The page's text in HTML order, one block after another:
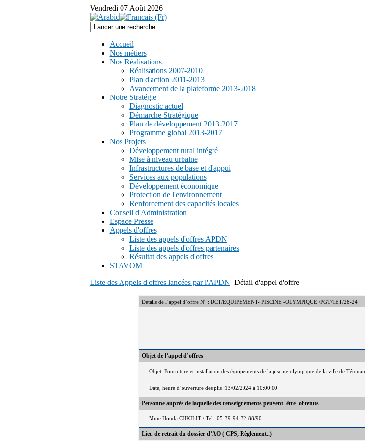
Vendredi 07 Août 2026
Accueil
Nos métiers
Nos Réalisations
Réalisations 2007-2010
Plan d'action 2011-2013
Avancement de la plateforme 2013-2018
Notre Stratégie
Diagnostic actuel
Démarche Stratégique
Plan de développement 2013-2017
Programme global 2013-2017
Nos Projets
Développement rural intégré
Mise à niveau urbaine
Infrastructures de base et d'appui
Services aux populations
Développement économique
Protection de l'environnement
Renforcement des capacités locales
Conseil d'Administration
Espace Presse
Appels d'offres
Liste des appels d'offres APDN
Liste des appels d'offres partenaires
Résultat des appels d'offres
STAVOM
Liste des Appels d'offres lancées par l'APDN Détail d'appel d'offre
Détails de l’appel d’offre N° : DCT/EQUIPEMENT- PISCINE -OLYMPIQUE /PGT/TET/28-24
Objet de l’appel d’offres
Objet :Fourniture et installation des équipements de la piscine olympique de la ville de Tétouan
Date, heure d’ouverture des plis :13/02/2024 à 10:00:00
Personne auprès de laquelle des renseignements peuvent être obtenus
Mme Houda CHKILIT / Tel : 05-39-94-32-88/90
Lieu de retrait du dossier d’AO ( CPS, Règlement..)